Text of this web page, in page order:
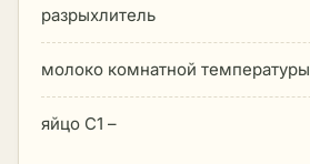
разрыхлитель
молоко комнатной температуры
яйцо С1 –